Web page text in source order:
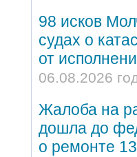
98 исков
судах о
от
06.08.2026
Жалоба на
дошла до
о ремонте